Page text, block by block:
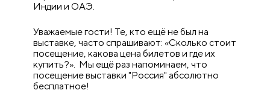
Индии и ОАЭ.
Уважаемые гости! Те, кто ещё не был на
выставке, часто спрашивают: «Сколько стоит
посещение, какова цена билетов и где их
купить?». Мы ещё раз напоминаем, что
посещение выставки "Россия" абсолютно
бесплатное!